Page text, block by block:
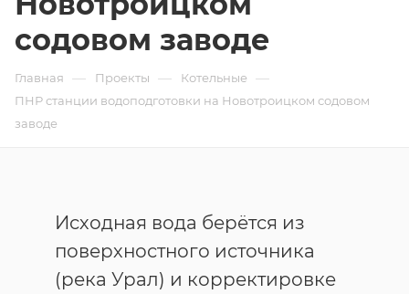
содовом заводе
Главная — Проекты — Котельные —
ПНР станции водоподготовки на Новотроицком содовом
заводе
Исходная вода берётся из
поверхностного источника
(река Урал) и корректировке